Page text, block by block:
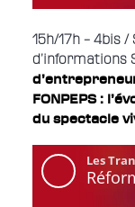
15h/17h – 4bis
d’informations
FONPEPS :
du spectacle